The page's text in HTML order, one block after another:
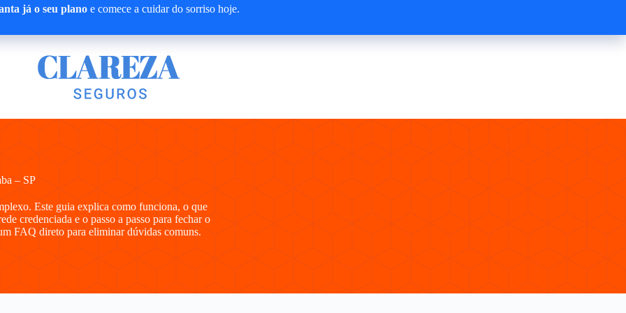
já o seu planoe comece a cuidar do sorriso hoje.
– SP
Este guia explica como funciona, o que
credenciada e o passo a passo para fechar o
FAQ direto para eliminar dúvidas comuns.